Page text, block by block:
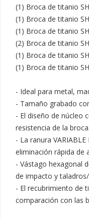
(1) Broca de titanio
(1) Broca de titanio
(1) Broca de titanio
(2) Broca de titanio
(1) Broca de titanio
(1) Broca de titanio
- Ideal para metal,
- Tamaño grabado
- El diseño de núcleo
resistencia de la broca.
- La ranura
eliminación rápida de
- Vástago hexagonal
de impacto y
- El recubrimiento de
comparación con las